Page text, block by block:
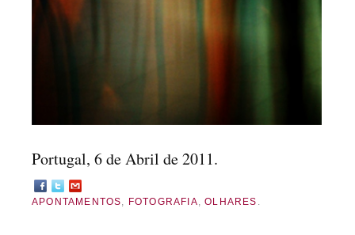
Portugal, 6 de Abril de 2011.
APONTAMENTOS, FOTOGRAFIA,OLHARES .